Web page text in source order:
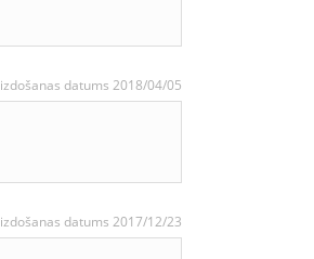
izdošanas datums 2018/04/05
izdošanas datums 2017/12/23